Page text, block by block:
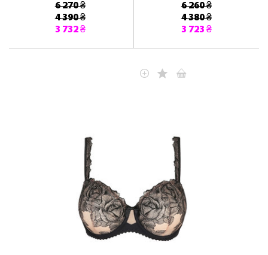
6 270 ₴
4 390 ₴
3 732 ₴
6 260 ₴
4 380 ₴
3 723 ₴